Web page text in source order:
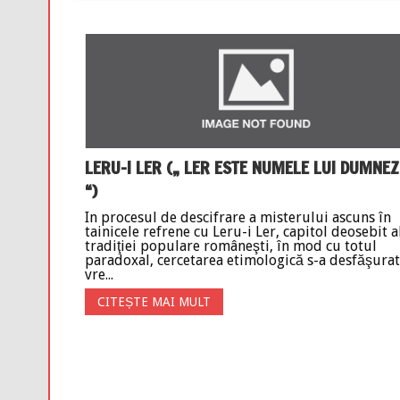
LERU-I LER („ LER ESTE NUMELE LUI
“)
In procesul de descifrare a misterului ascuns în
tainicele refrene cu Leru-i Ler, capitol deosebit
tradiţiei populare româneşti, în mod cu totul
paradoxal, cercetarea etimologică s-a desfăşurat
vre...
CITEȘTE MAI MULT